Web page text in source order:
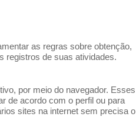
as regras sobre obtenção,
registros de suas atividades.
por meio do navegador. Esses
de acordo com o perfil ou para
sites na internet sem precisa o